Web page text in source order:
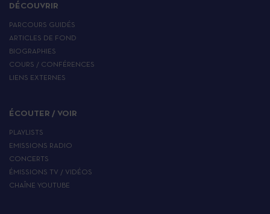
DÉCOUVRIR
PARCOURS GUIDÉS
ARTICLES DE FOND
BIOGRAPHIES
COURS / CONFÉRENCES
LIENS EXTERNES
ÉCOUTER / VOIR
PLAYLISTS
EMISSIONS RADIO
CONCERTS
ÉMISSIONS TV / VIDÉOS
CHAÎNE YOUTUBE